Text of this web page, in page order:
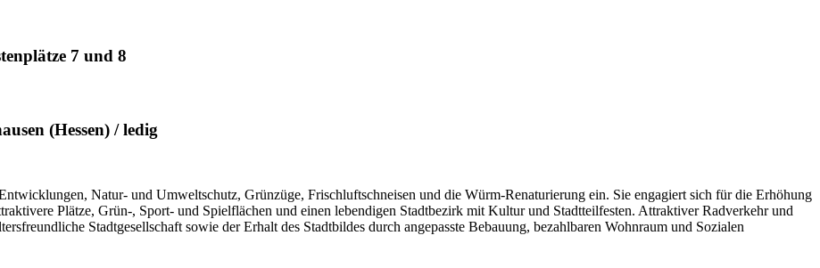
7 und 8
(Hessen) / ledig
Natur- und Umweltschutz, Grünzüge, Frischluftschneisen und die Würm-Renaturierung ein. Sie engagiert sich für die Erhöhung
Plätze, Grün-, Sport- und Spielflächen und einen lebendigen Stadtbezirk mit Kultur und Stadtteilfesten. Attraktiver Radverkehr und
Stadtgesellschaft sowie der Erhalt des Stadtbildes durch angepasste Bebauung, bezahlbaren Wohnraum und Sozialen